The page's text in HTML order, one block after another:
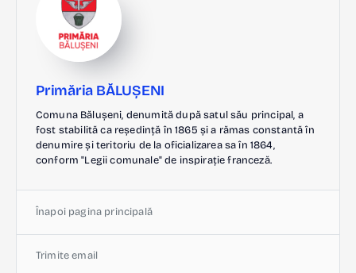
Primăria BĂLUȘENI
Comuna Bălușeni, denumită după satul său principal, a
fost stabilită ca reședință în 1865 și a rămas constantă în
denumire și teritoriu de la oficializarea sa în 1864,
conform "Legii comunale" de inspirație franceză.
Înapoi pagina principală
Trimite email